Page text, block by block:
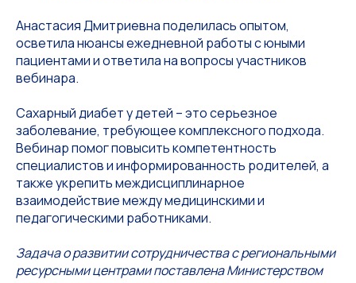
Анастасия Дмитриевна поделилась опытом,
осветила нюансы ежедневной работы с юными
пациентами и ответила на вопросы участников
вебинара.
Сахарный диабет у детей – это серьезное
заболевание, требующее комплексного подхода.
Вебинар помог повысить компетентность
специалистов и информированность родителей, а
также укрепить междисциплинарное
взаимодействие между медицинскими и
педагогическими работниками.
Задача о развитии сотрудничества с региональными
ресурсными центрами поставлена Министерством